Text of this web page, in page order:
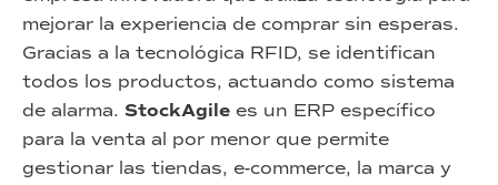
mejorar la experiencia de comprar sin esperas.
Gracias a la tecnológica RFID, se identifican
todos los productos, actuando como sistema
de alarma. StockAgile es un ERP específico
para la venta al por menor que permite
gestionar las tiendas, e-commerce, la marca y